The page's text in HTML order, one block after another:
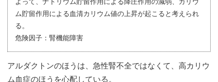
ム貯留作用による血清カリウム値の上昇が起こると考えられ
る。
危険因子：腎機能障害
アルダクトンのほうは、急性腎不全ではなくて、高カリウ
ム血症のほうを心配している。